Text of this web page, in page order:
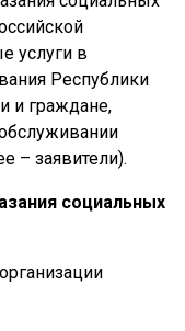
услуги в
Республики
и граждане,
– заявители).
социальных